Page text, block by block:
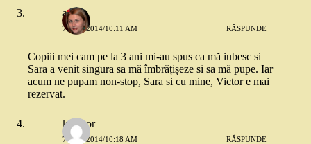
andaz
7 MAI 2014/10:11 AM RĂSPUNDE
Copiii mei cam pe la 3 ani mi-au spus ca mă iubesc si
Sara a venit singura sa mă îmbrățișeze si sa mă pupe. Iar
acum ne pupam non-stop, Sara si cu mine, Victor e mai
rezervat.
kittysor
7 MAI 2014/10:18 AM RĂSPUNDE